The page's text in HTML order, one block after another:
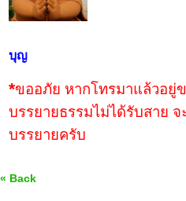
วิสิทธิ์
บุญ
*ขออภัย หากโทรมาแล้วอยู่
บรรยายธรรมไม่ได้รับสาย
บรรยายครับ
« Back